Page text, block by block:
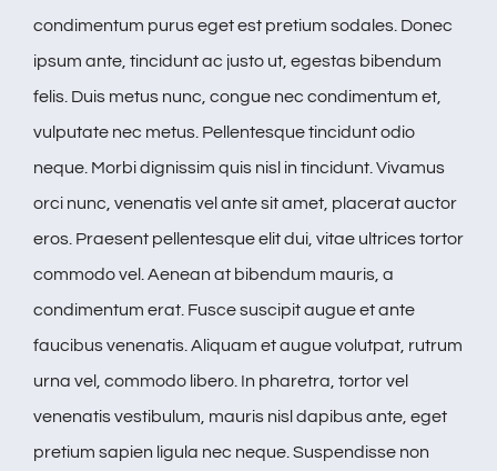
condimentum purus eget est pretium sodales. Donec
ipsum ante, tincidunt ac justo ut, egestas bibendum
felis. Duis metus nunc, congue nec condimentum et,
vulputate nec metus. Pellentesque tincidunt odio
neque. Morbi dignissim quis nisl in tincidunt. Vivamus
orci nunc, venenatis vel ante sit amet, placerat auctor
eros. Praesent pellentesque elit dui, vitae ultrices tortor
commodo vel. Aenean at bibendum mauris, a
condimentum erat. Fusce suscipit augue et ante
faucibus venenatis. Aliquam et augue volutpat, rutrum
urna vel, commodo libero. In pharetra, tortor vel
venenatis vestibulum, mauris nisl dapibus ante, eget
pretium sapien ligula nec neque. Suspendisse non